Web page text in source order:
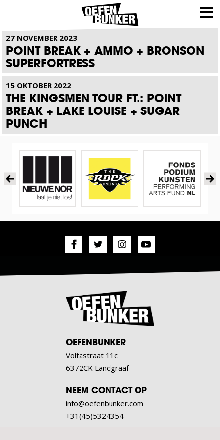
NIEUWS
27 NOVEMBER 2023
POINT BREAK + AMMO + BRONSON
SUPERFORTRESS
15 OKTOBER 2022
THE KINGSMEN TOUR FT.: POINT
BREAK + LAKE LOUISE + SUGAR
PUNCH
OEFENBUNKER
Voltastraat 11c
6372CK Landgraaf
NEEM CONTACT OP
info@oefenbunker.com
+31(45)5324354